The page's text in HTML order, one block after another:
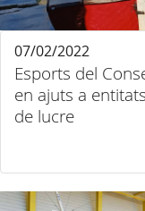
Esports del
en ajuts a
de lucre
07/02/2022